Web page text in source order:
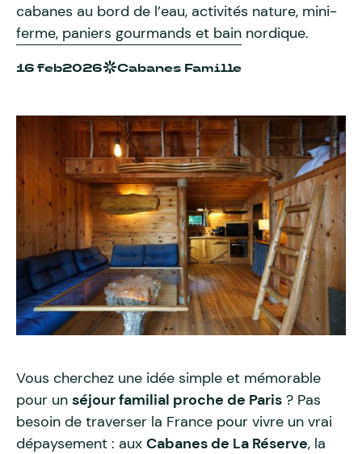
cabanes au bord de l’eau, activités nature, mini-
ferme, paniers gourmands et bain nordique.
16 feb2026 Cabanes Famille
Vous cherchez une idée simple et mémorable
pour un séjour familial proche de Paris ? Pas
besoin de traverser la France pour vivre un vrai
dépaysement : aux Cabanes de La Réserve, la